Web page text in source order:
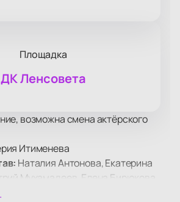
Площадка
ДК Ленсовета
возможна смена актёрского
Итименева
Наталия Антонова, Екатерина
Мухамадеев, Елена Бирюкова,
Алексей Шевченков, Пётр